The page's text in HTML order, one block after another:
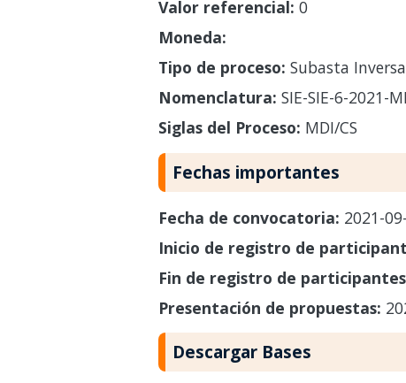
Valor referencial: 0
Moneda:
Tipo de proceso: Subasta
Nomenclatura: SIE-SIE-6-2021-
Siglas del Proceso: MDI/CS
Fechas importantes
Fecha de convocatoria: 2021-
Inicio de registro de
Fin de registro de
Presentación de propuestas:
Descargar Bases